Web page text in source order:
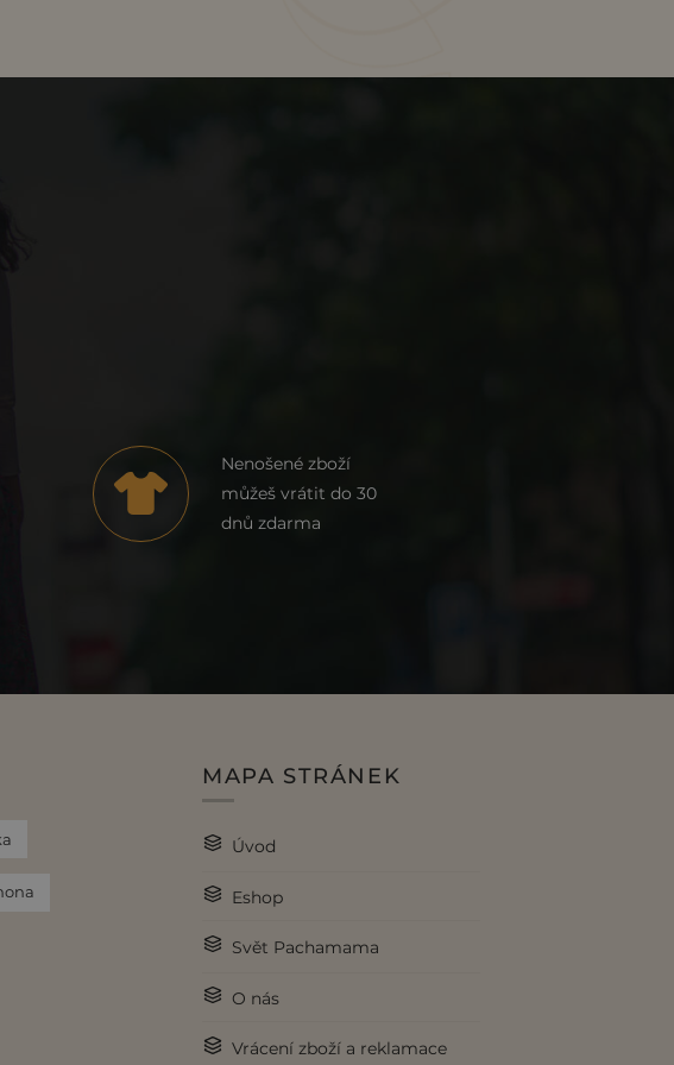
Nenošené zboží
můžeš vrátit do 30
dnů zdarma
MAPA STRÁNEK
Úvod
Eshop
Svět Pachamama
O nás
Vrácení zboží a reklamace